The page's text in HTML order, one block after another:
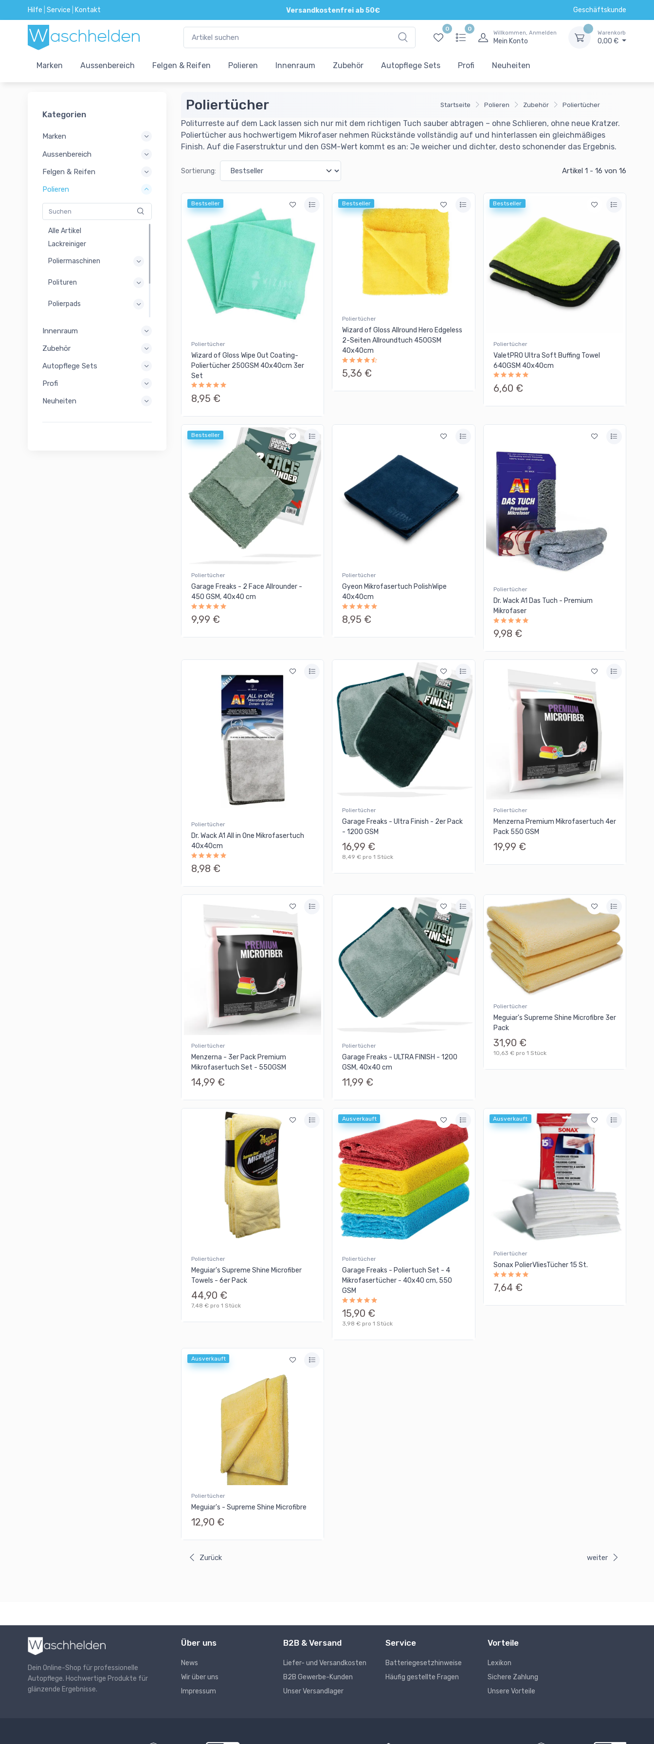
Hilfe Service Kontakt Direkte und persönliche Beratung Geschäftskunde
0 0
Willkommen, Anmelden
Mein Konto
Warenkorb
0,00 €
Marken Aussenbereich Felgen & Reifen Polieren Innenraum Zubehör Autopflege Sets Profi Neuheiten
Kategorien
Marken
Aussenbereich
Felgen & Reifen
Polieren
Alle Artikel
Lackreiniger
Poliermaschinen
Polituren
Polierpads
Innenraum
Zubehör
Autopflege Sets
Profi
Neuheiten
Poliertücher Startseite Polieren Zubehör Poliertücher
Politurreste auf dem Lack lassen sich nur mit dem richtigen Tuch sauber abtragen – ohne Schlieren, ohne neue Kratzer.
Poliertücher aus hochwertigem Mikrofaser nehmen Rückstände vollständig auf und hinterlassen ein gleichmäßiges
Finish. Auf die Faserstruktur und den GSM-Wert kommt es an: Je weicher und dichter, desto schonender das Ergebnis.
Sortierung: Artikel 1 - 16 von 16
Bestseller
Poliertücher
Wizard of Gloss Wipe Out Coating-
Poliertücher 250GSM 40x40cm 3er
Set
8,95 €
Bestseller
Poliertücher
Wizard of Gloss Allround Hero Edgeless
2-Seiten Allroundtuch 450GSM
40x40cm
5,36 €
Bestseller
Poliertücher
ValetPRO Ultra Soft Buffing Towel
640GSM 40x40cm
6,60 €
Bestseller
Poliertücher
Garage Freaks - 2 Face Allrounder -
450 GSM, 40x40 cm
9,99 €
Poliertücher
Gyeon Mikrofasertuch PolishWipe
40x40cm
8,95 €
Poliertücher
Dr. Wack A1 Das Tuch - Premium
Mikrofaser
9,98 €
Poliertücher
Dr. Wack A1 All in One Mikrofasertuch
40x40cm
8,98 €
Poliertücher
Garage Freaks - Ultra Finish - 2er Pack
- 1200 GSM
16,99 €
8,49 € pro 1 Stück
Poliertücher
Menzerna Premium Mikrofasertuch 4er
Pack 550 GSM
19,99 €
Poliertücher
Menzerna - 3er Pack Premium
Mikrofasertuch Set - 550GSM
14,99 €
Poliertücher
Garage Freaks - ULTRA FINISH - 1200
GSM, 40x40 cm
11,99 €
Poliertücher
Meguiar's Supreme Shine Microfibre 3er
Pack
31,90 €
10,63 € pro 1 Stück
Poliertücher
Meguiar's Supreme Shine Microfiber
Towels - 6er Pack
44,90 €
7,48 € pro 1 Stück
Ausverkauft
Poliertücher
Garage Freaks - Poliertuch Set - 4
Mikrofasertücher - 40x40 cm, 550
GSM
15,90 €
3,98 € pro 1 Stück
Ausverkauft
Poliertücher
Sonax PolierVliesTücher 15 St.
7,64 €
Ausverkauft
Poliertücher
Meguiar's - Supreme Shine Microfibre
12,90 €
Zurück weiter
Dein Online-Shop für professionelle
Autopflege. Hochwertige Produkte für
glänzende Ergebnisse.
Über uns
News
Wir über uns
Impressum
B2B & Versand
Liefer- und Versandkosten
B2B Gewerbe-Kunden
Unser Versandlager
Service
Batteriegesetzhinweise
Häufig gestellte Fragen
Vorteile
Lexikon
Sichere Zahlung
Unsere Vorteile